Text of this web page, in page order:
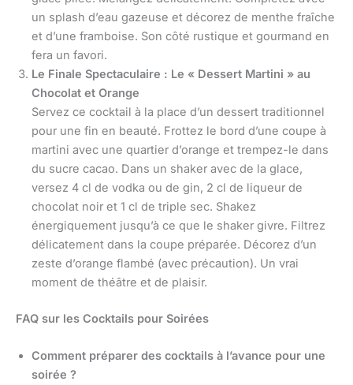
un splash d’eau gazeuse et décorez de menthe fraîche
et d’une framboise. Son côté rustique et gourmand en
fera un favori.
Le Finale Spectaculaire : Le « Dessert Martini » au
Chocolat et Orange
Servez ce cocktail à la place d’un dessert traditionnel
pour une fin en beauté. Frottez le bord d’une coupe à
martini avec une quartier d’orange et trempez-le dans
du sucre cacao. Dans un shaker avec de la glace,
versez 4 cl de vodka ou de gin, 2 cl de liqueur de
chocolat noir et 1 cl de triple sec. Shakez
énergiquement jusqu’à ce que le shaker givre. Filtrez
délicatement dans la coupe préparée. Décorez d’un
zeste d’orange flambé (avec précaution). Un vrai
moment de théâtre et de plaisir.
FAQ sur les Cocktails pour Soirées
Comment préparer des cocktails à l’avance pour une
soirée ?